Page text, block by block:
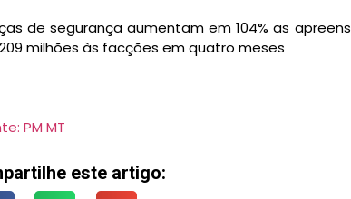
de segurança aumentam em 104% as
milhões às facções em quatro meses
PM MT
este artigo: